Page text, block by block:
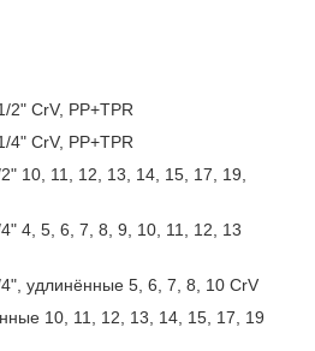
2" CrV, PP+TPR
4" CrV, PP+TPR
10, 11, 12, 13, 14, 15, 17, 19,
4, 5, 6, 7, 8, 9, 10, 11, 12, 13
удлинённые 5, 6, 7, 8, 10 CrV
10, 11, 12, 13, 14, 15, 17, 19